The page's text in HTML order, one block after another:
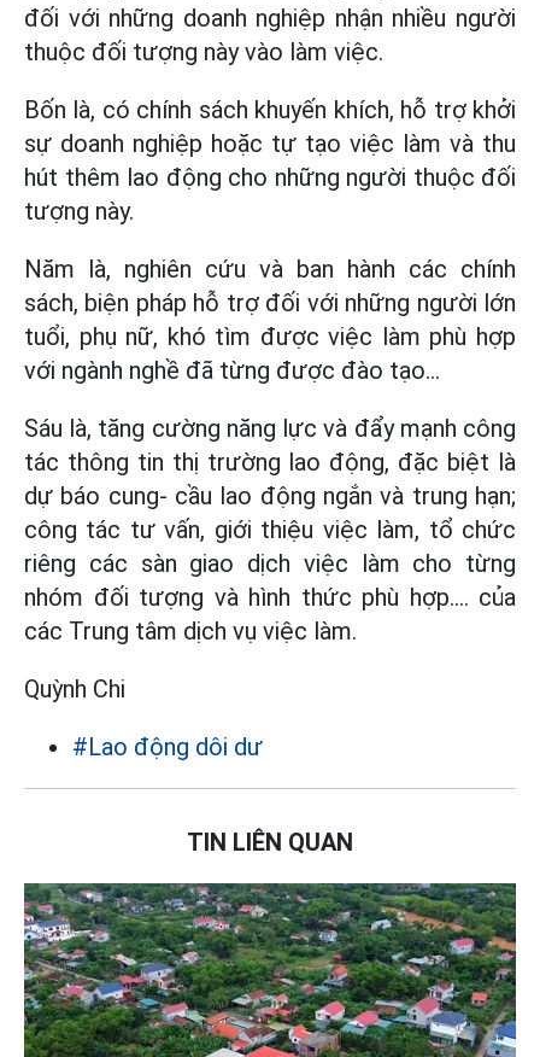
đối với những doanh nghiệp nhận nhiều người
thuộc đối tượng này vào làm việc.
Bốn là, có chính sách khuyến khích, hỗ trợ khởi
sự doanh nghiệp hoặc tự tạo việc làm và thu
hút thêm lao động cho những người thuộc đối
tượng này.
Năm là, nghiên cứu và ban hành các chính
sách, biện pháp hỗ trợ đối với những người lớn
tuổi, phụ nữ, khó tìm được việc làm phù hợp
với ngành nghề đã từng được đào tạo...
Sáu là, tăng cường năng lực và đẩy mạnh công
tác thông tin thị trường lao động, đặc biệt là
dự báo cung- cầu lao động ngắn và trung hạn;
công tác tư vấn, giới thiệu việc làm, tổ chức
riêng các sàn giao dịch việc làm cho từng
nhóm đối tượng và hình thức phù hợp.... của
các Trung tâm dịch vụ việc làm.
Quỳnh Chi
#Lao động dôi dư
TIN LIÊN QUAN